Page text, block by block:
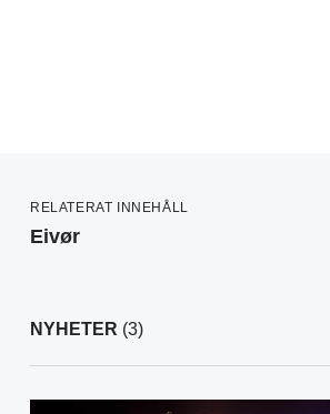
RELATERAT INNEHÅLL
Eivør
NYHETER (3)